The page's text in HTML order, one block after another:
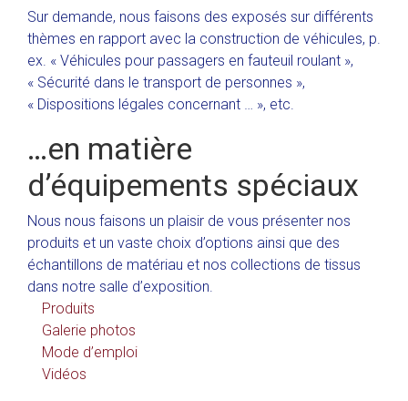
Sur demande, nous faisons des exposés sur différents
thèmes en rapport avec la construction de véhicules, p.
ex. « Véhicules pour passagers en fauteuil roulant »,
« Sécurité dans le transport de personnes »,
« Dispositions légales concernant … », etc.
…en matière
d’équipements spéciaux
Nous nous faisons un plaisir de vous présenter nos
produits et un vaste choix d’options ainsi que des
échantillons de matériau et nos collections de tissus
dans notre salle d’exposition.
Produits
Galerie photos
Mode d’emploi
Vidéos